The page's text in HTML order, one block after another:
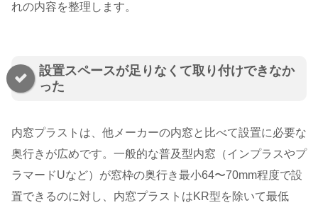
れの内容を整理します。
設置スペースが足りなくて取り付けできなか
った
内窓プラストは、他メーカーの内窓と比べて設置に必要な
奥行きが広めです。一般的な普及型内窓（インプラスやプ
ラマードUなど）が窓枠の奥行き最小64〜70mm程度で設
置できるのに対し、内窓プラストはKR型を除いて最低